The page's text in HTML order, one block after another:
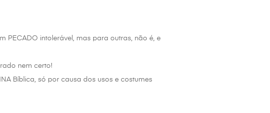
PECADO intolerável, mas para outras, não é, e
nem certo!
Bíblica, só por causa dos usos e costumes